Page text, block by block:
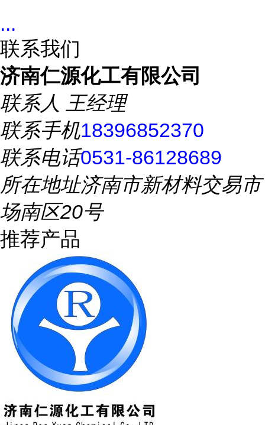
...
联系我们
济南仁源化工有限公司
联系人 王经理
联系手机18396852370
联系电话0531-86128689
所在地址济南市新材料交易市
场南区20号
推荐产品